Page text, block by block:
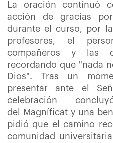
La oración continuó
acción de gracias
durante el curso, por
profesores, el
compañeros y las
recordando que "nada
Dios". Tras un
presentar ante el
celebración
del Magníficat y una
pidió que el camino
comunidad